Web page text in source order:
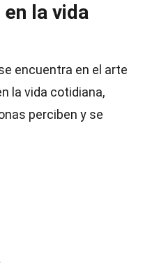
la vida
encuentra en el arte
la vida cotidiana,
perciben y se